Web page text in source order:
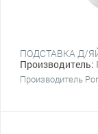
ПОДСТАВКА Д/
Производитель:
Производитель